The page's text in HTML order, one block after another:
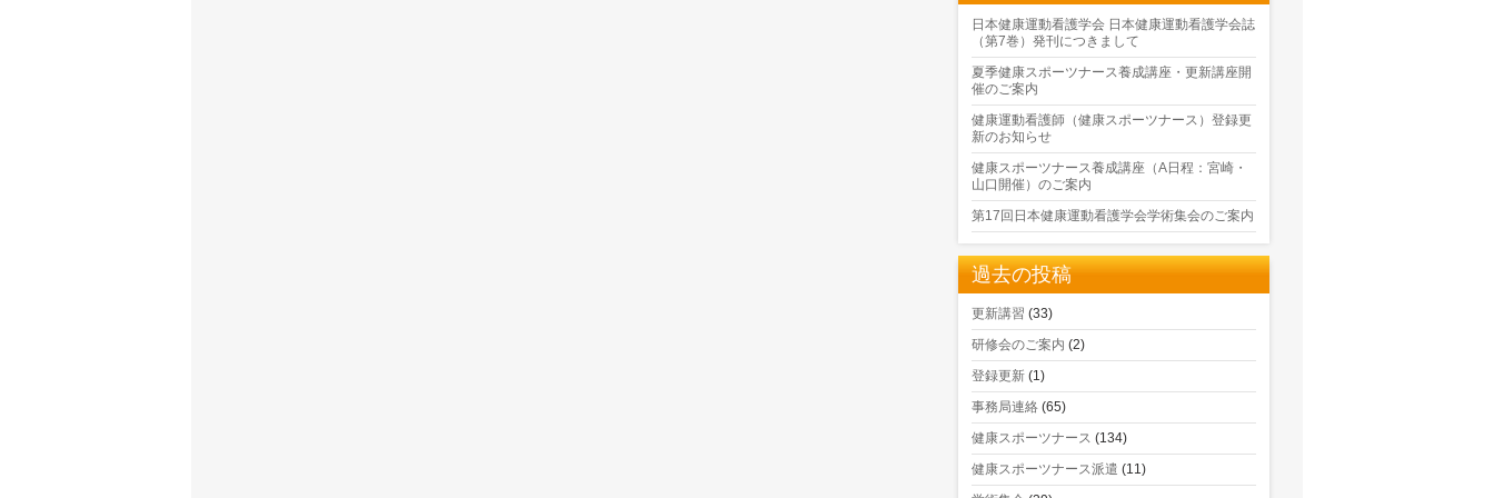
日本健康運動看護学会 日本健康運動看護学会誌
（第7巻）発刊につきまして
夏季健康スポーツナース養成講座・更新講座開
催のご案内
健康運動看護師（健康スポーツナース）登録更
新のお知らせ
健康スポーツナース養成講座（A日程：宮崎・
山口開催）のご案内
第17回日本健康運動看護学会学術集会のご案内
過去の投稿
更新講習 (33)
研修会のご案内 (2)
登録更新 (1)
事務局連絡 (65)
健康スポーツナース (134)
健康スポーツナース派遣 (11)